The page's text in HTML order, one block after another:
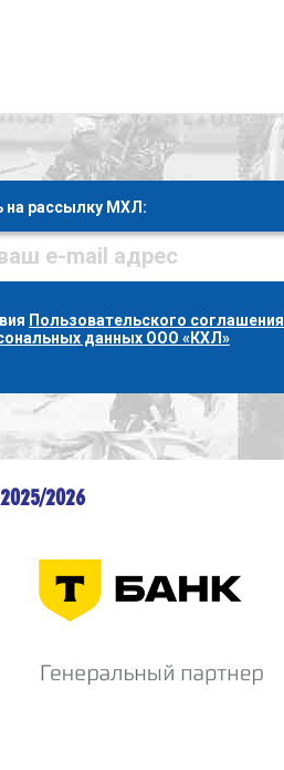
на рассылку МХЛ:
Пользовательского соглашения
данных ООО «КХЛ»
2026